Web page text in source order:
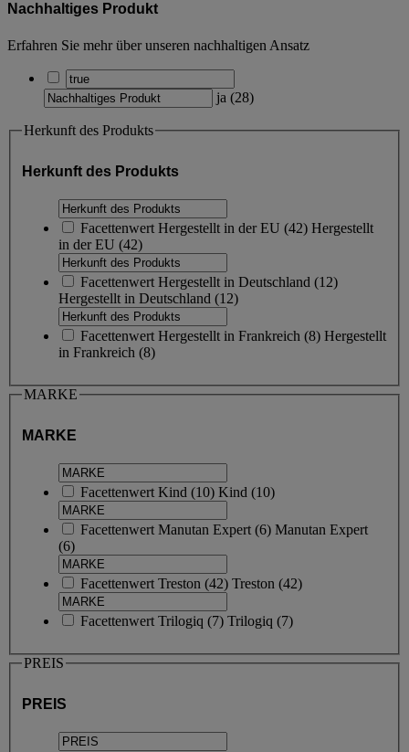
Nachhaltiges Produkt
Erfahren Sie mehr über unseren nachhaltigen Ansatz
ja (28)
Herkunft des Produkts
Herkunft des Produkts
Facettenwert Hergestellt in der EU (42) Hergestellt
in der EU (42)
Facettenwert Hergestellt in Deutschland (12)
Hergestellt in Deutschland (12)
Facettenwert Hergestellt in Frankreich (8) Hergestellt
in Frankreich (8)
MARKE
MARKE
Facettenwert Kind (10) Kind (10)
Facettenwert Manutan Expert (6) Manutan Expert
(6)
Facettenwert Treston (42) Treston (42)
Facettenwert Trilogiq (7) Trilogiq (7)
PREIS
PREIS